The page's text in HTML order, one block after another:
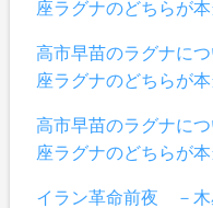
座ラグナのどちらが本
高市早苗のラグナに
座ラグナのどちらが本
高市早苗のラグナに
座ラグナのどちらが本
イラン革命前夜 －木